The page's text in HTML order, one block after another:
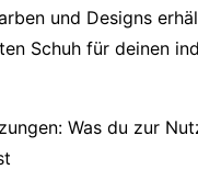
und Designs
Schuh für deinen
Was du zur